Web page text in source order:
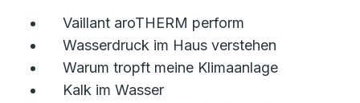
Vaillant aroTHERM perform
Wasserdruck im Haus verstehen
Warum tropft meine Klimaanlage
Kalk im Wasser